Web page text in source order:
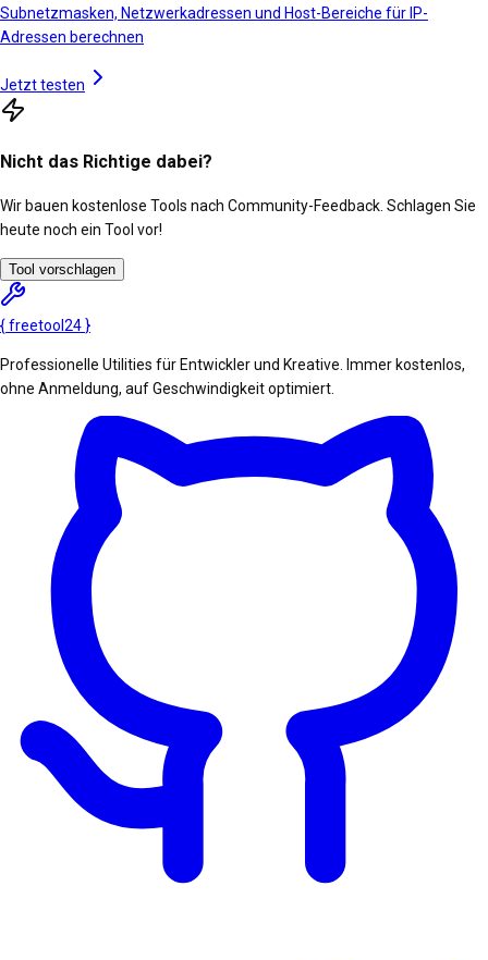
Subnetzmasken, Netzwerkadressen und Host-Bereiche für IP-
Adressen berechnen
Jetzt testen
Nicht das Richtige dabei?
Wir bauen kostenlose Tools nach Community-Feedback. Schlagen Sie
heute noch ein Tool vor!
Tool vorschlagen
{freetool 24 }
Professionelle Utilities für Entwickler und Kreative. Immer kostenlos,
ohne Anmeldung, auf Geschwindigkeit optimiert.